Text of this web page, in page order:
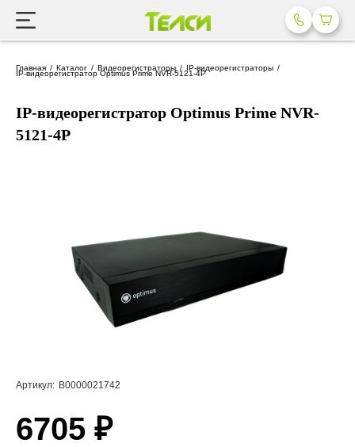
Главная Каталог Видеорегистраторы IP-видеорегистраторы
IP-видеорегистратор Optimus Prime NVR-5121-4P
IP-видеорегистратор Optimus Prime NVR-
5121-4P
Артикул: В0000021742
6705 ₽